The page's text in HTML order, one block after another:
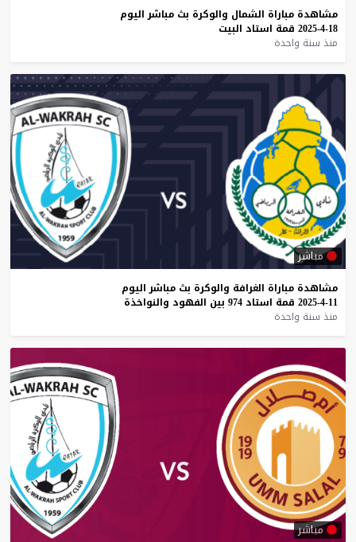
مشاهدة مباراة الشمال والوكرة بث مباشر اليوم
18-4-2025
قمة استاد البيت
منذ سنة واحدة
مباشر
مشاهدة مباراة الغرافة والوكرة بث مباشر اليوم
11-4-2025
قمة استاد 974 بين الفهود والنواخذة
منذ سنة واحدة
مباشر